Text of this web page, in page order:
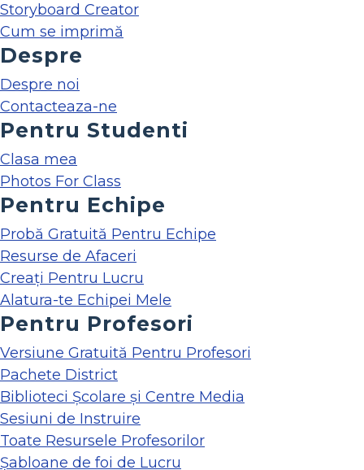
Storyboard Creator
Cum se imprimă
Despre
Despre noi
Contacteaza-ne
Pentru Studenti
Clasa mea
Photos For Class
Pentru Echipe
Probă Gratuită Pentru Echipe
Resurse de Afaceri
Creați Pentru Lucru
Alatura-te Echipei Mele
Pentru Profesori
Versiune Gratuită Pentru Profesori
Pachete District
Biblioteci Școlare și Centre Media
Sesiuni de Instruire
Toate Resursele Profesorilor
Șabloane de foi de Lucru